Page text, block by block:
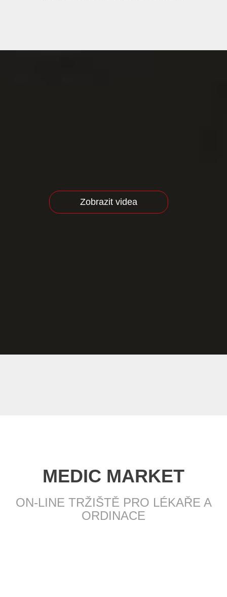
Zobrazit videa
MEDIC MARKET
ON-LINE TRŽIŠTĚ PRO LÉKAŘE A
ORDINACE